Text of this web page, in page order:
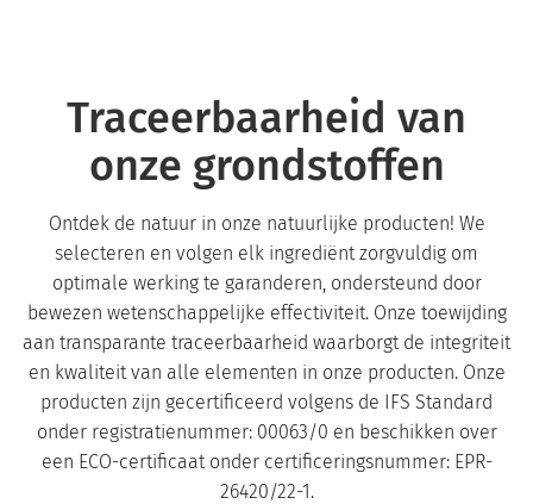
Traceerbaarheid van
onze grondstoffen
Ontdek de natuur in onze natuurlijke producten! We
selecteren en volgen elk ingrediënt zorgvuldig om
optimale werking te garanderen, ondersteund door
bewezen wetenschappelijke effectiviteit. Onze toewijding
aan transparante traceerbaarheid waarborgt de integriteit
en kwaliteit van alle elementen in onze producten. Onze
producten zijn gecertificeerd volgens de IFS Standard
onder registratienummer: 00063/0 en beschikken over
een ECO-certificaat onder certificeringsnummer: EPR-
26420/22-1.